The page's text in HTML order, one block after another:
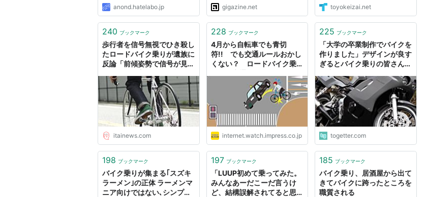
anond.hatelabo.jp gigazine.net toyokeizai.net
240 ブックマーク
歩行者を信号無視でひき殺し
たロードバイク乗りが遺族に
反論「前傾姿勢で信号が見え
ュース(ﾉ∀`)
itainews.com
228 ブックマーク
4月から自転車でも青切
符!! でも交通ルールおかし
くない？ ロードバイク乗り
イント【ぼっち・ざ・ろー
ど！その6】【空いた時間で
なにしてる？】
internet.watch.impress.co.jp
225 ブックマーク
「大学の卒業制作でバイクを
作りました」デザインが良す
ぎるとバイク乗りの皆さんか
欲しい…」
togetter.com
198 ブックマーク
バイク乗りが集まる｢スズキ
ラーメン｣の正体 ラーメンマ
ニア向けではない､シンプル
197 ブックマーク
「LUUP初めて乗ってみた。
みんなあーだこーだ言うけ
ど、結構誤解されてると思
185 ブックマーク
バイク乗り、居酒屋から出て
きてバイクに跨ったところを
職質される